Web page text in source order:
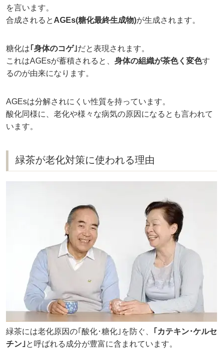
を言います。
合成されると AGEs(糖化最終生成物)が生成されます。
糖化は｢身体のコゲ｣だと表現されます。
これはAGEsが蓄積されると、 身体の組織が茶色く変色す
るのが由来になります。
AGEsは分解されにくい性質を持っています。
酸化同様に、老化や様々な病気の原因になるとも言われて
います。
緑茶が老化対策に使われる理由
緑茶には老化原因の｢酸化･糖化｣を防ぐ、
｢カテキン･ケルセ
チン｣と呼ばれる成分が豊富に含まれています。